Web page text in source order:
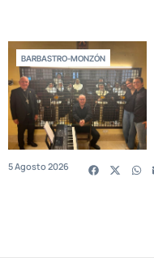
BARBASTRO-MONZÓN
5 Agosto 2026